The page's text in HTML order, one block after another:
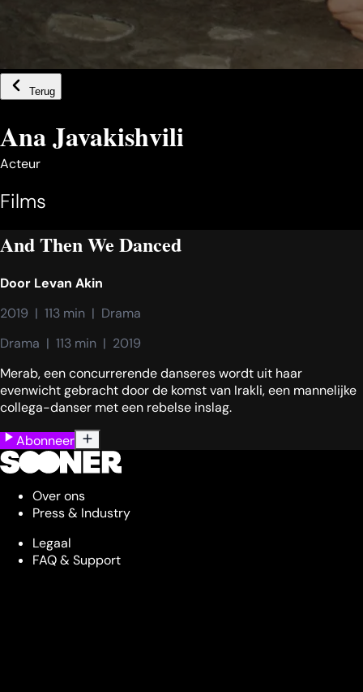
Terug
Ana Javakishvili
Acteur
Films
And Then We Danced
Door Levan Akin
2019  |  113 min  |  Drama
Drama  |  113 min  |  2019
Merab, een concurrerende danseres wordt uit haar
evenwicht gebracht door de komst van Irakli, een mannelijke
collega-danser met een rebelse inslag.
Abonneer
Over ons
Press & Industry
Legaal
FAQ & Support